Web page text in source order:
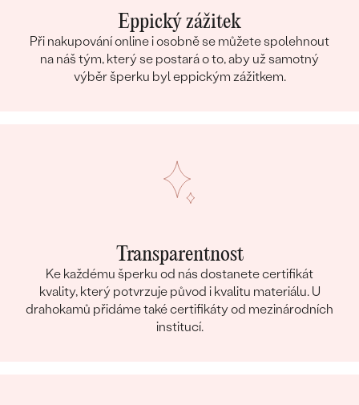
Eppický zážitek
Při nakupování online i osobně se můžete spolehnout
na náš tým, který se postará o to, aby už samotný
výběr šperku byl eppickým zážitkem.
Transparentnost
Ke každému šperku od nás dostanete certifikát
kvality, který potvrzuje původ i kvalitu materiálu. U
drahokamů přidáme také certifikáty od mezinárodních
institucí.